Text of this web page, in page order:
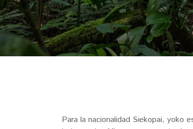
Para la nacionalidad Siekopai, yoko